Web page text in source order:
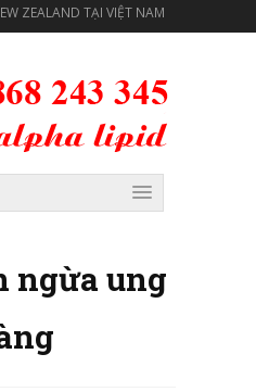
ZEALAND TẠI VIỆT NAM
ngừa ung